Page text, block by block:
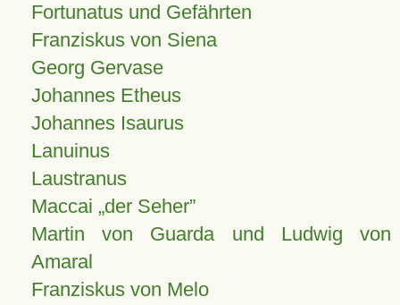
Fortunatus und Gefährten
Franziskus von Siena
Georg Gervase
Johannes Etheus
Johannes Isaurus
Lanuinus
Laustranus
Maccai „der Seher”
Martin von Guarda und Ludwig von
Amaral
Franziskus von Melo